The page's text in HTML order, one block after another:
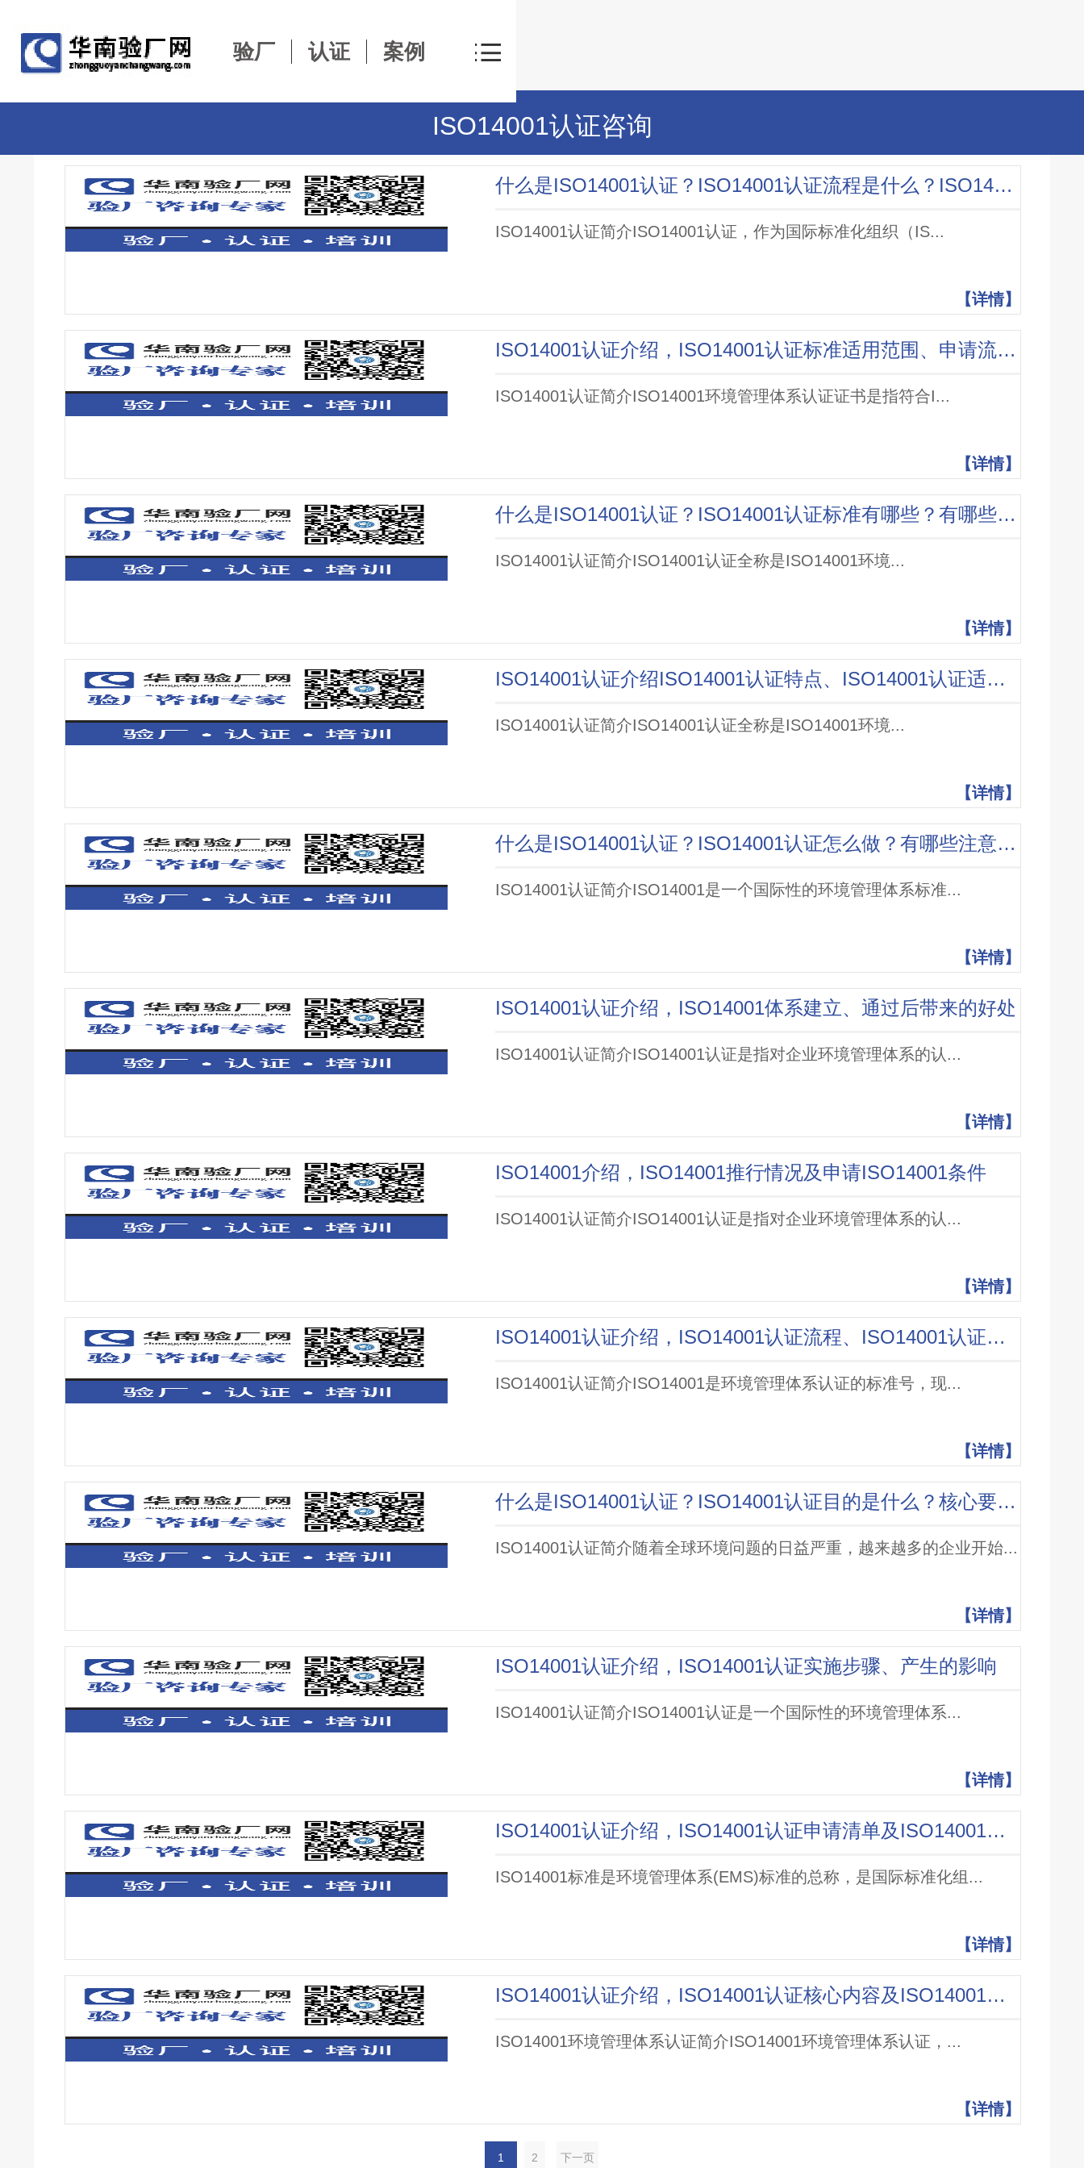
验厂 认证 案例
ISO14001认证咨询
什么是ISO14001认证？ISO14001认证流程是什么？ISO14001认证有什么意义？
ISO14001认证简介ISO14001认证，作为国际标准化组织（IS...
【详情】
ISO14001认证介绍，ISO14001认证标准适用范围、申请流程及注意事项
ISO14001认证简介ISO14001环境管理体系认证证书是指符合I...
【详情】
什么是ISO14001认证？ISO14001认证标准有哪些？有哪些注意事项？
ISO14001认证简介ISO14001认证全称是ISO14001环境...
【详情】
ISO14001认证介绍ISO14001认证特点、ISO14001认证适用行业
ISO14001认证简介ISO14001认证全称是ISO14001环境...
【详情】
什么是ISO14001认证？ISO14001认证怎么做？有哪些注意事项？
ISO14001认证简介ISO14001是一个国际性的环境管理体系标准...
【详情】
ISO14001认证介绍，ISO14001体系建立、通过后带来的好处
ISO14001认证简介ISO14001认证是指对企业环境管理体系的认...
【详情】
ISO14001介绍，ISO14001推行情况及申请ISO14001条件
ISO14001认证简介ISO14001认证是指对企业环境管理体系的认...
【详情】
ISO14001认证介绍，ISO14001认证流程、ISO14001认证费用
ISO14001认证简介ISO14001是环境管理体系认证的标准号，现...
【详情】
什么是ISO14001认证？ISO14001认证目的是什么？核心要素有哪些？
ISO14001认证简介随着全球环境问题的日益严重，越来越多的企业开始...
【详情】
ISO14001认证介绍，ISO14001认证实施步骤、产生的影响
ISO14001认证简介ISO14001认证是一个国际性的环境管理体系...
【详情】
ISO14001认证介绍，ISO14001认证申请清单及ISO14001认证审核有效期
ISO14001标准是环境管理体系(EMS)标准的总称，是国际标准化组...
【详情】
ISO14001认证介绍，ISO14001认证核心内容及ISO14001证书查询
ISO14001环境管理体系认证简介ISO14001环境管理体系认证，...
【详情】
1 2 下一页